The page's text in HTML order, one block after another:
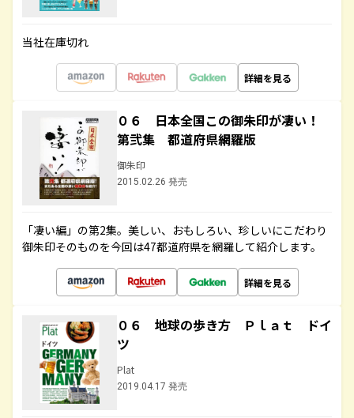
当社在庫切れ
詳細を見る
０６ 日本全国この御朱印が凄い！
第弐集 都道府県網羅版
御朱印
2015.02.26 発売
「凄い編」の第2集。美しい、おもしろい、珍しいにこだわり
御朱印そのものを今回は47都道府県を網羅して紹介します。
詳細を見る
０６ 地球の歩き方 Ｐｌａｔ ドイ
ツ
Plat
2019.04.17 発売